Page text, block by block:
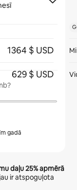
gadā
daļu25%apmērā
ir atspoguļota
1364 $ USD
629 $ USD